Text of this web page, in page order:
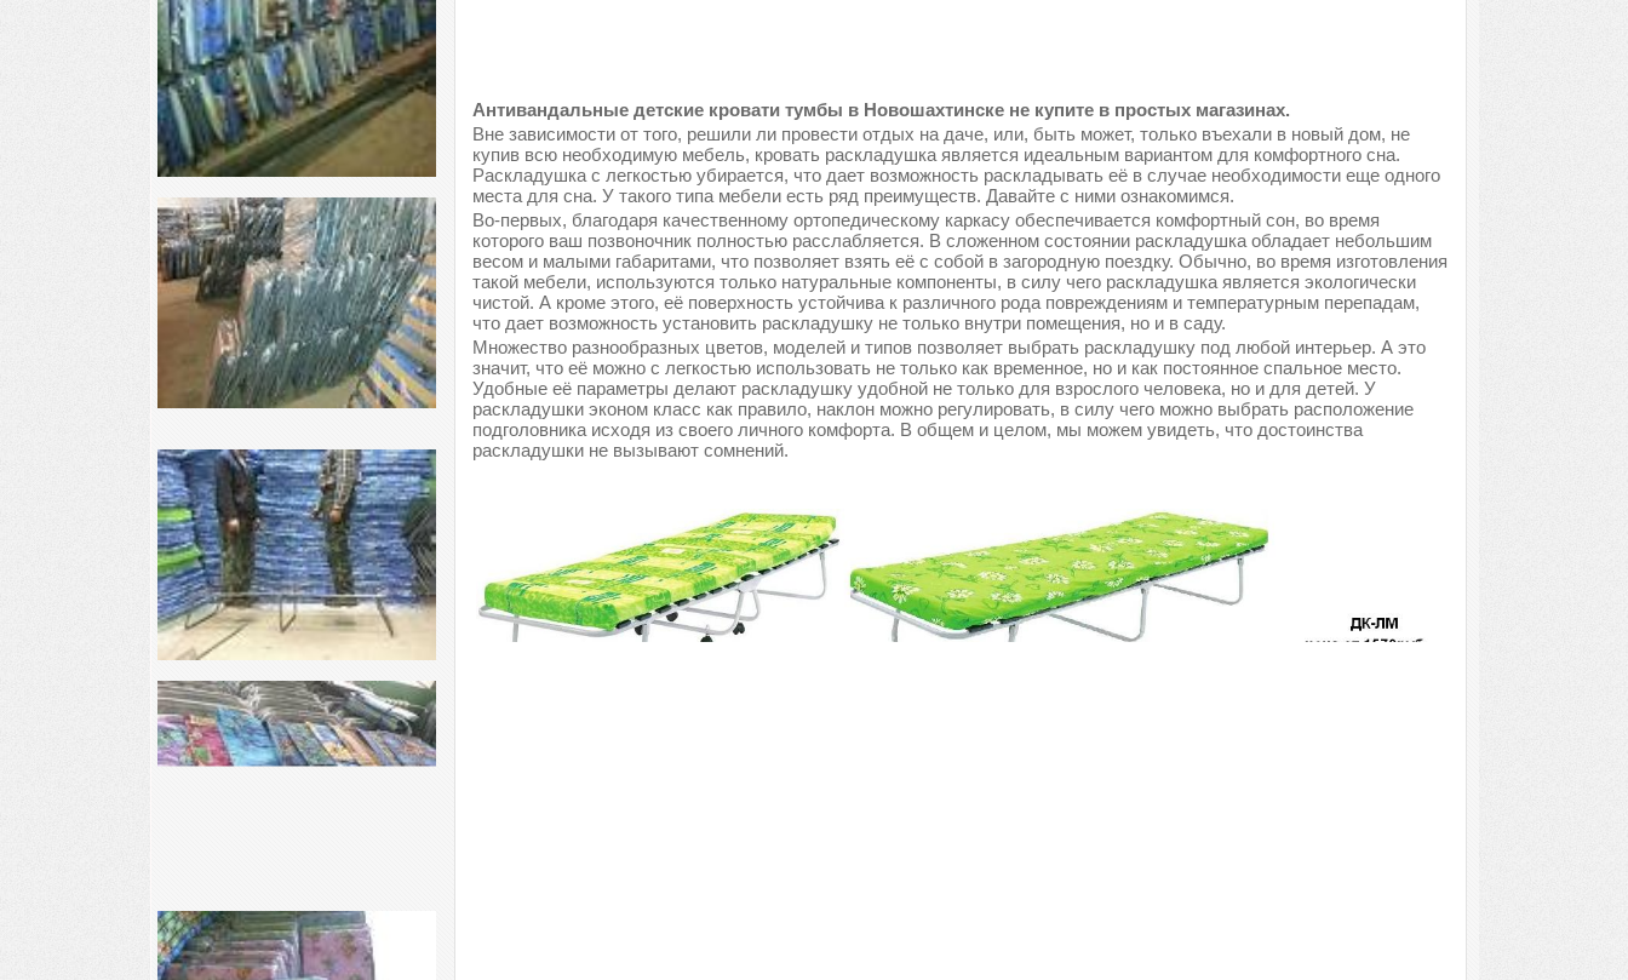
Антивандальные детские кровати тумбы в Новошахтинске не купите в простых магазинах.
Вне зависимости от того, решили ли провести отдых на даче, или, быть может, только въехали в новый дом, не
купив всю необходимую мебель, кровать раскладушка является идеальным вариантом для комфортного сна.
Раскладушка с легкостью убирается, что дает возможность раскладывать её в случае необходимости еще одного
места для сна. У такого типа мебели есть ряд преимуществ. Давайте с ними ознакомимся.
Во-первых, благодаря качественному ортопедическому каркасу обеспечивается комфортный сон, во время
которого ваш позвоночник полностью расслабляется. В сложенном состоянии раскладушка обладает небольшим
весом и малыми габаритами, что позволяет взять её с собой в загородную поездку. Обычно, во время изготовления
такой мебели, используются только натуральные компоненты, в силу чего раскладушка является экологически
чистой. А кроме этого, её поверхность устойчива к различного рода повреждениям и температурным перепадам,
что дает возможность установить раскладушку не только внутри помещения, но и в саду.
Множество разнообразных цветов, моделей и типов позволяет выбрать раскладушку под любой интерьер. А это
значит, что её можно с легкостью использовать не только как временное, но и как постоянное спальное место.
Удобные её параметры делают раскладушку удобной не только для взрослого человека, но и для детей. У
раскладушки эконом класс как правило, наклон можно регулировать, в силу чего можно выбрать расположение
подголовника исходя из своего личного комфорта. В общем и целом, мы можем увидеть, что достоинства
раскладушки не вызывают сомнений.